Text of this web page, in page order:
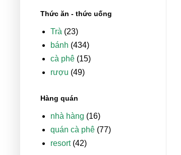
Thức ăn - thức uống
Trà (23)
bánh (434)
cà phê (15)
rượu (49)
Hàng quán
nhà hàng (16)
quán cà phê (77)
resort (42)